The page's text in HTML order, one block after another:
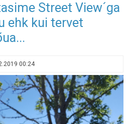
Street View´ga
ehk kui tervet
00:24